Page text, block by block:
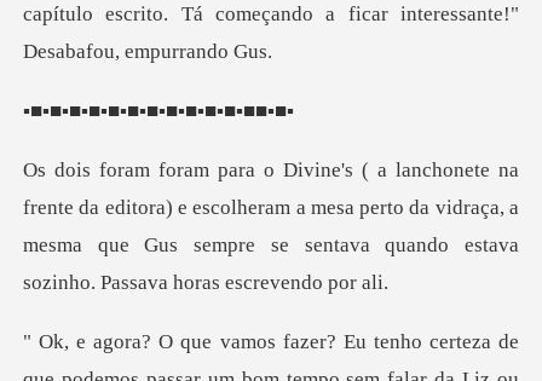
capítulo escrito
▪■▪■▪■▪■▪
itora) e escolheram a mesa perto da vidraça, a
mesma que Gus sempre